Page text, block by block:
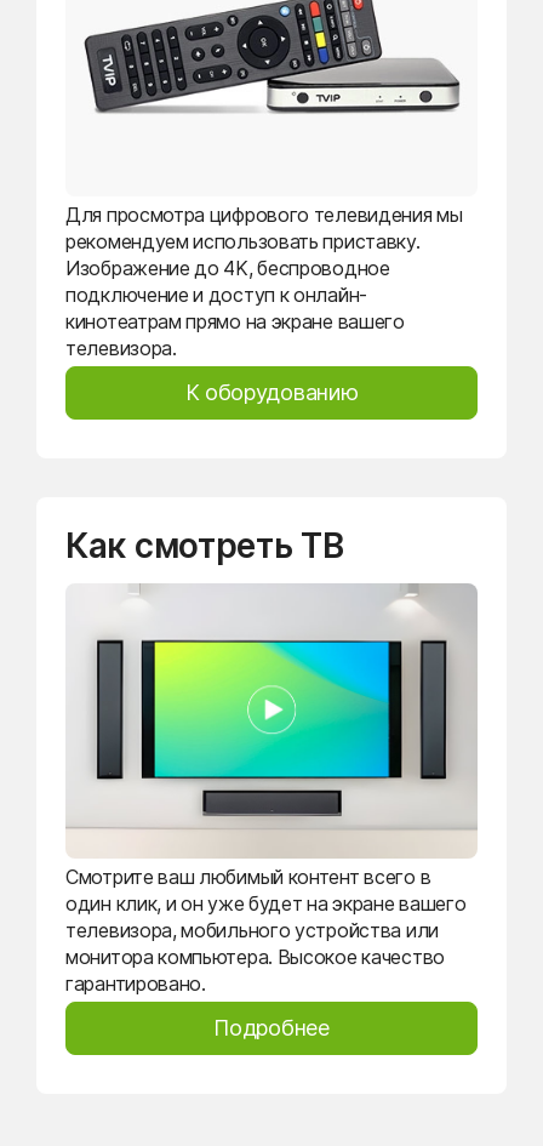
Для просмотра цифрового телевидения мы
рекомендуем использовать приставку.
Изображение до 4K, беспроводное
подключение и доступ к онлайн-
кинотеатрам прямо на экране вашего
телевизора.
К оборудованию
Как смотреть ТВ
Смотрите ваш любимый контент всего в
один клик, и он уже будет на экране вашего
телевизора, мобильного устройства или
монитора компьютера. Высокое качество
гарантировано.
Подробнее